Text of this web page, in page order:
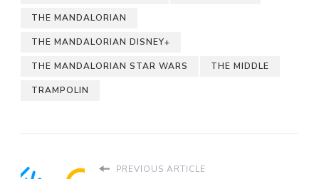
THE MANDALORIAN
THE MANDALORIAN DISNEY+
THE MANDALORIAN STAR WARS THE MIDDLE
TRAMPOLIN
PREVIOUS ARTICLE